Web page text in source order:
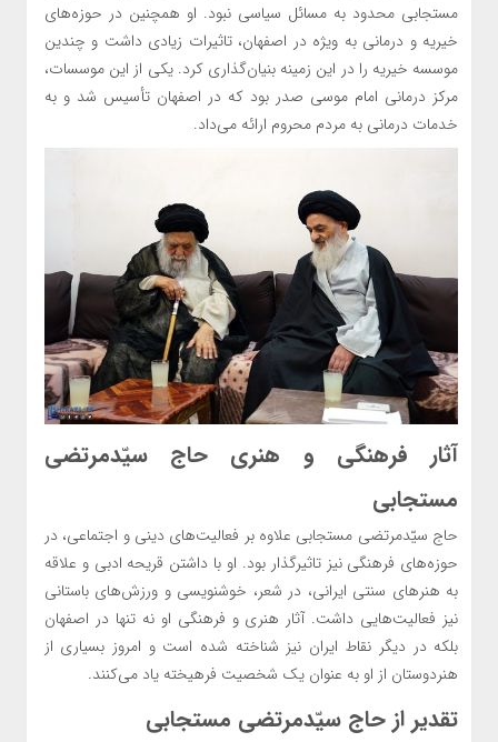
مستجابی محدود به مسائل سیاسی نبود. او همچنین در حوزه‌های
خیریه و درمانی به ویژه در اصفهان، تاثیرات زیادی داشت و چندین
موسسه خیریه را در این زمینه بنیان‌گذاری کرد. یکی از این موسسات،
مرکز درمانی امام موسی صدر بود که در اصفهان تأسیس شد و به
خدمات درمانی به مردم محروم ارائه می‌داد.
آثار فرهنگی و هنری حاج سیّدمرتضی
مستجابی
حاج سیّدمرتضی مستجابی علاوه بر فعالیت‌های دینی و اجتماعی، در
حوزه‌های فرهنگی نیز تاثیرگذار بود. او با داشتن قریحه ادبی و علاقه
به هنرهای سنتی ایرانی، در شعر، خوشنویسی و ورزش‌های باستانی
نیز فعالیت‌هایی داشت. آثار هنری و فرهنگی او نه تنها در اصفهان
بلکه در دیگر نقاط ایران نیز شناخته شده است و امروز بسیاری از
هنردوستان از او به عنوان یک شخصیت فرهیخته یاد می‌کنند.
تقدیر از حاج سیّدمرتضی مستجابی